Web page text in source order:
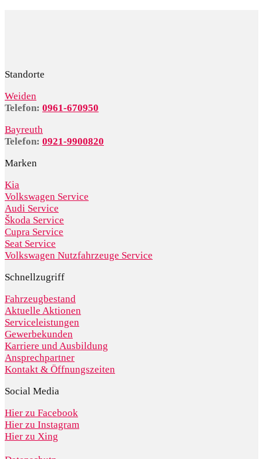
Standorte
Weiden
Telefon: 0961-670950
Bayreuth
Telefon: 0921-9900820
Marken
Kia
Volkswagen Service
Audi Service
Škoda Service
Cupra Service
Seat Service
Volkswagen Nutzfahrzeuge Service
Schnellzugriff
Fahrzeugbestand
Aktuelle Aktionen
Serviceleistungen
Gewerbekunden
Karriere und Ausbildung
Ansprechpartner
Kontakt & Öffnungszeiten
Social Media
Hier zu Facebook
Hier zu Instagram
Hier zu Xing